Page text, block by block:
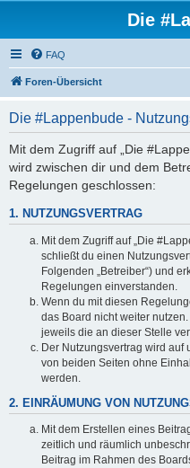
Die
FAQ
Foren-Übersicht
Die #Lappenbude -
Mit dem Zugriff auf „Die
wird zwischen dir und dem
Regelungen geschlossen:
1. NUTZUNGSVERTRAG
Mit dem Zugriff auf „Die
schließt du einen
Folgenden „Betreiber“) und
Regelungen einverstanden.
Wenn du mit diesen
das Board nicht weiter
jeweils die an dieser Stelle
Der Nutzungsvertrag wird auf
von beiden Seiten ohne
werden.
2. EINRÄUMUNG VON
Mit dem Erstellen eines
zeitlich und räumlich
Beitrag im Rahmen des